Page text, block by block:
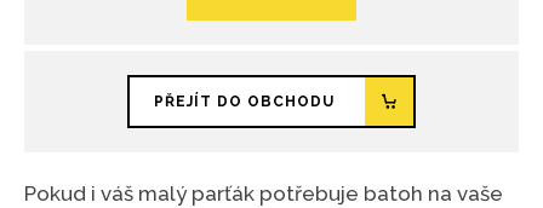
PŘEJÍT DO OBCHODU
Pokud i váš malý parťák potřebuje batoh na vaše